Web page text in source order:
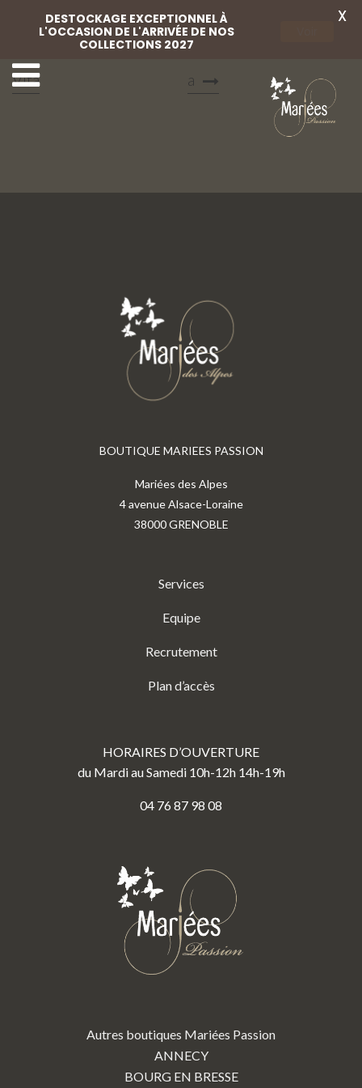
19 Mariées Passion
Vita
21 Mariées Passion Vit
a
BOUTIQUE MARIEES PASSION
Mariées des Alpes
4 avenue Alsace-Loraine
38000 GRENOBLE
Services
Equipe
Recrutement
Plan d’accès
HORAIRES D’OUVERTURE
du Mardi au Samedi 10h-12h 14h-19h
04 76 87 98 08
Autres boutiques Mariées Passion
ANNECY
BOURG EN BRESSE
DESTOCKAGE EXCEPTIONNEL À
L'OCCASION DE L'ARRIVÉE DE NOS
COLLECTIONS 2027
X